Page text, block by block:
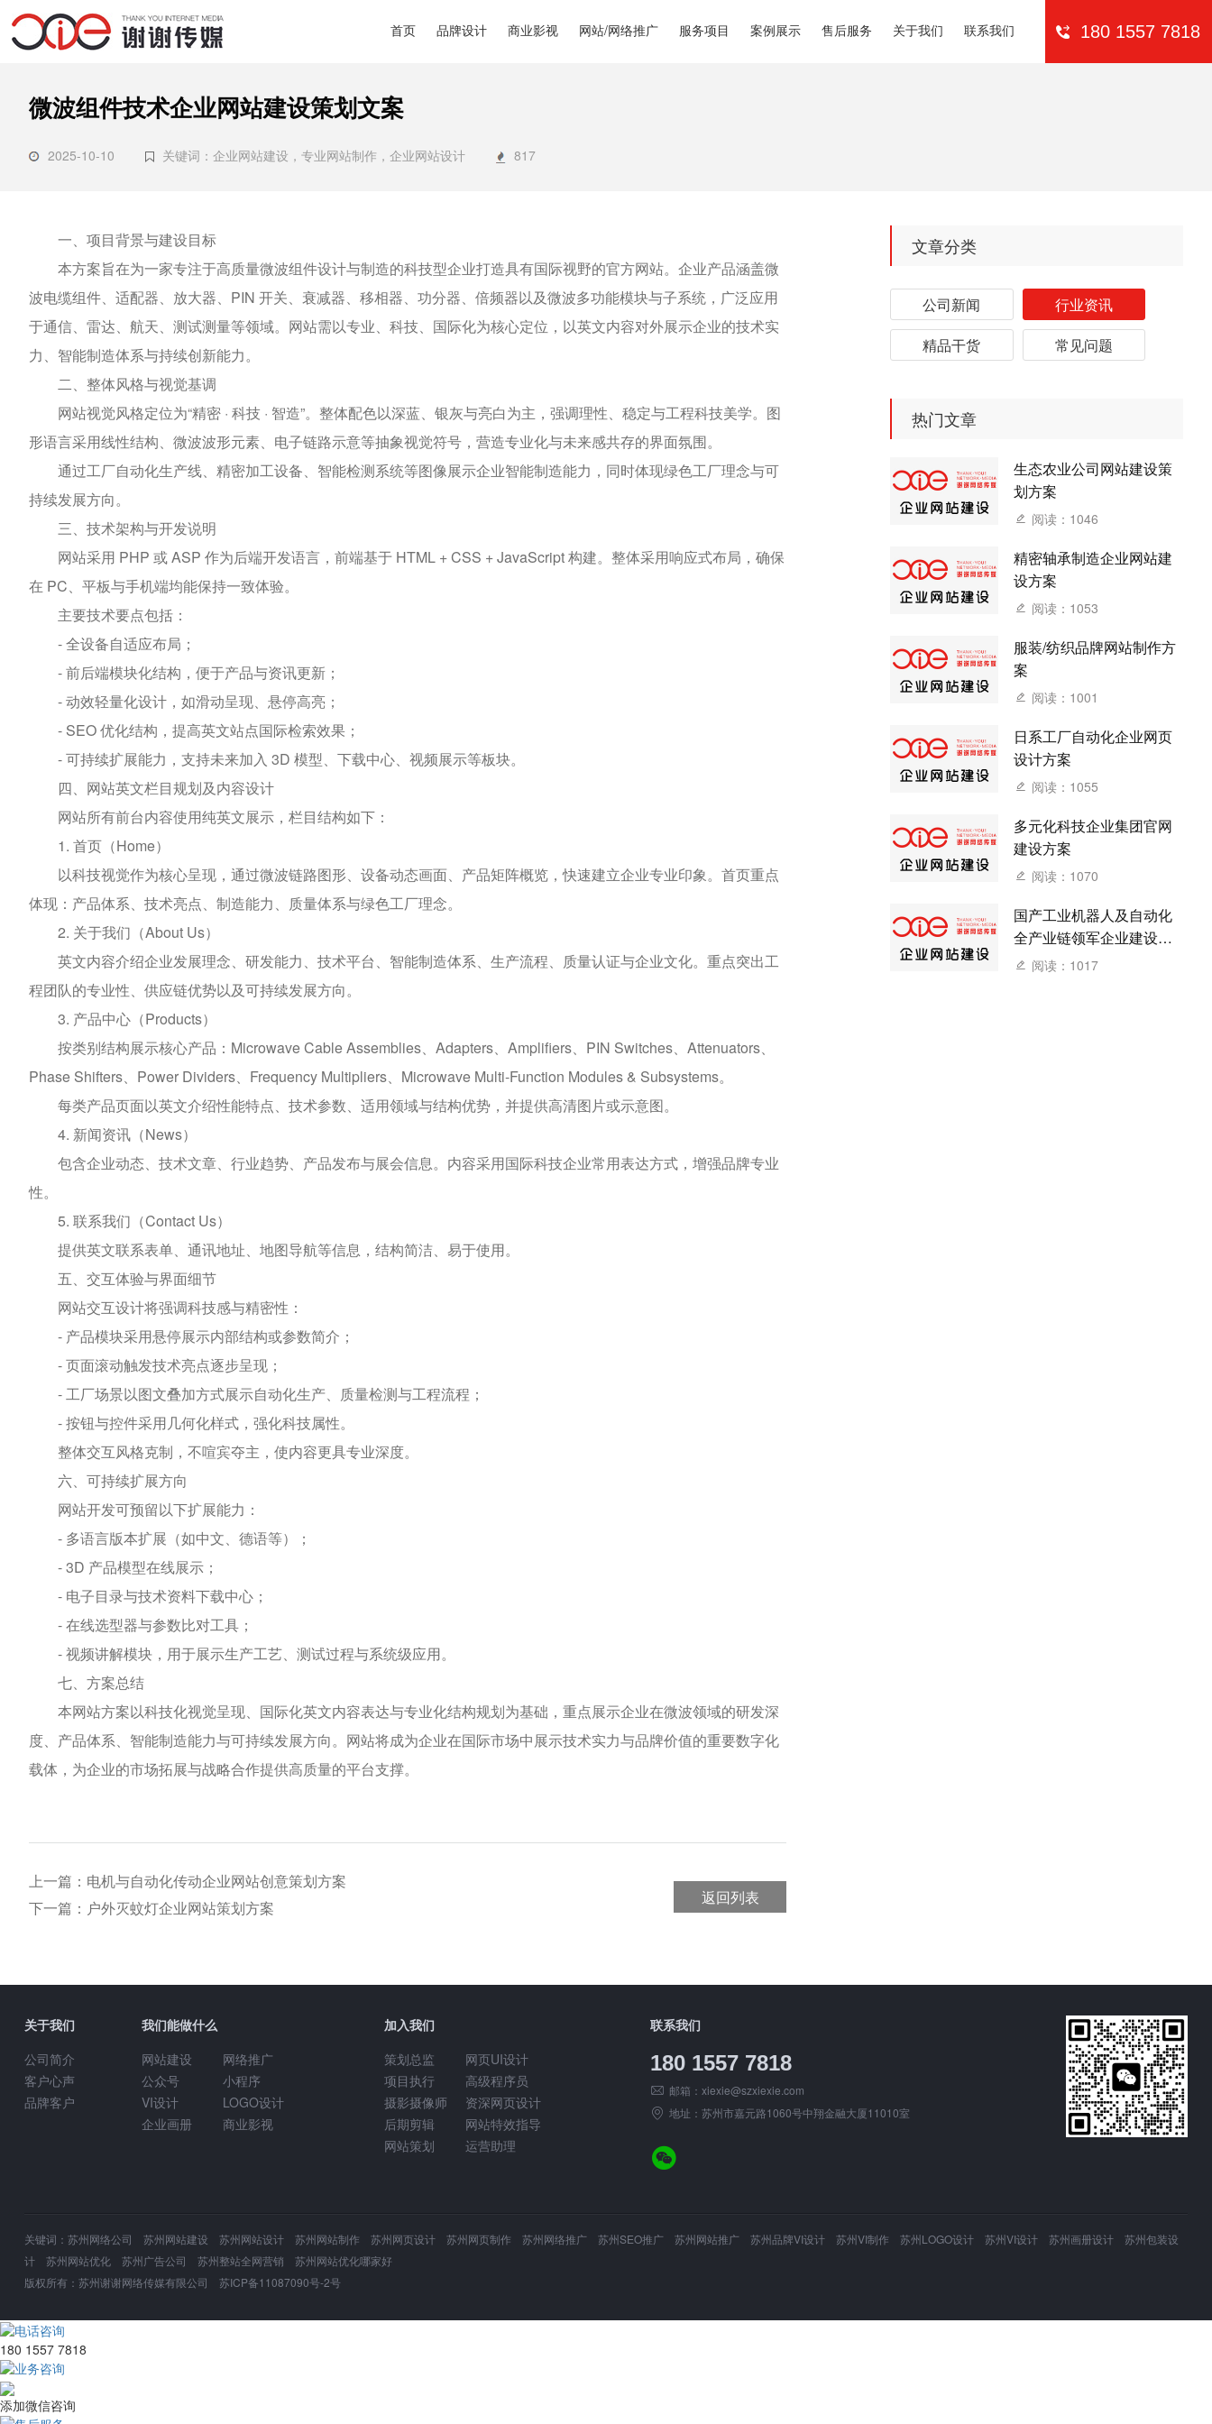
180 1557 7818
首页 品牌设计 商业影视 网站/网络推广 服务项目 案例展示 售后服务 关于我们 联系我们
微波组件技术企业网站建设策划文案
2025-10-10 关键词：企业网站建设，专业网站制作，企业网站设计 817
一、项目背景与建设目标
本方案旨在为一家专注于高质量微波组件设计与制造的科技型企业打造具有国际视野的官方网站。企业产品涵盖微
波电缆组件、适配器、放大器、PIN 开关、衰减器、移相器、功分器、倍频器以及微波多功能模块与子系统，广泛应用
于通信、雷达、航天、测试测量等领域。网站需以专业、科技、国际化为核心定位，以英文内容对外展示企业的技术实
力、智能制造体系与持续创新能力。
二、整体风格与视觉基调
网站视觉风格定位为“精密 · 科技 · 智造”。整体配色以深蓝、银灰与亮白为主，强调理性、稳定与工程科技美学。图
形语言采用线性结构、微波波形元素、电子链路示意等抽象视觉符号，营造专业化与未来感共存的界面氛围。
通过工厂自动化生产线、精密加工设备、智能检测系统等图像展示企业智能制造能力，同时体现绿色工厂理念与可
持续发展方向。
三、技术架构与开发说明
网站采用 PHP 或 ASP 作为后端开发语言，前端基于 HTML + CSS + JavaScript 构建。整体采用响应式布局，确保
在 PC、平板与手机端均能保持一致体验。
主要技术要点包括：
- 全设备自适应布局；
- 前后端模块化结构，便于产品与资讯更新；
- 动效轻量化设计，如滑动呈现、悬停高亮；
- SEO 优化结构，提高英文站点国际检索效果；
- 可持续扩展能力，支持未来加入 3D 模型、下载中心、视频展示等板块。
四、网站英文栏目规划及内容设计
网站所有前台内容使用纯英文展示，栏目结构如下：
1. 首页（Home）
以科技视觉作为核心呈现，通过微波链路图形、设备动态画面、产品矩阵概览，快速建立企业专业印象。首页重点
体现：产品体系、技术亮点、制造能力、质量体系与绿色工厂理念。
2. 关于我们（About Us）
英文内容介绍企业发展理念、研发能力、技术平台、智能制造体系、生产流程、质量认证与企业文化。重点突出工
程团队的专业性、供应链优势以及可持续发展方向。
3. 产品中心（Products）
按类别结构展示核心产品：Microwave Cable Assemblies、Adapters、Amplifiers、PIN Switches、Attenuators、
Phase Shifters、Power Dividers、Frequency Multipliers、Microwave Multi‑Function Modules & Subsystems。
每类产品页面以英文介绍性能特点、技术参数、适用领域与结构优势，并提供高清图片或示意图。
4. 新闻资讯（News）
包含企业动态、技术文章、行业趋势、产品发布与展会信息。内容采用国际科技企业常用表达方式，增强品牌专业
性。
5. 联系我们（Contact Us）
提供英文联系表单、通讯地址、地图导航等信息，结构简洁、易于使用。
五、交互体验与界面细节
网站交互设计将强调科技感与精密性：
- 产品模块采用悬停展示内部结构或参数简介；
- 页面滚动触发技术亮点逐步呈现；
- 工厂场景以图文叠加方式展示自动化生产、质量检测与工程流程；
- 按钮与控件采用几何化样式，强化科技属性。
整体交互风格克制，不喧宾夺主，使内容更具专业深度。
六、可持续扩展方向
网站开发可预留以下扩展能力：
- 多语言版本扩展（如中文、德语等）；
- 3D 产品模型在线展示；
- 电子目录与技术资料下载中心；
- 在线选型器与参数比对工具；
- 视频讲解模块，用于展示生产工艺、测试过程与系统级应用。
七、方案总结
本网站方案以科技化视觉呈现、国际化英文内容表达与专业化结构规划为基础，重点展示企业在微波领域的研发深
度、产品体系、智能制造能力与可持续发展方向。网站将成为企业在国际市场中展示技术实力与品牌价值的重要数字化
载体，为企业的市场拓展与战略合作提供高质量的平台支撑。
上一篇：电机与自动化传动企业网站创意策划方案
下一篇：户外灭蚊灯企业网站策划方案
返回列表
文章分类
公司新闻
行业资讯
精品干货
常见问题
热门文章
生态农业公司网站建设策
划方案
阅读：1046
精密轴承制造企业网站建
设方案
阅读：1053
服装/纺织品牌网站制作方
案
阅读：1001
日系工厂自动化企业网页
设计方案
阅读：1055
多元化科技企业集团官网
建设方案
阅读：1070
国产工业机器人及自动化
全产业链领军企业建设网
站方案
阅读：1017
关于我们
公司简介
客户心声
品牌客户
我们能做什么
网站建设
网络推广
公众号
小程序
VI设计
LOGO设计
企业画册
商业影视
加入我们
策划总监
网页UI设计
项目执行
高级程序员
摄影摄像师
资深网页设计
后期剪辑
网站特效指导
网站策划
运营助理
联系我们
180 1557 7818
邮箱： xiexie@szxiexie.com
地址：苏州市嘉元路1060号中翔金融大厦11010室
关键词：苏州网络公司 苏州网站建设 苏州网站设计 苏州网站制作 苏州网页设计 苏州网页制作 苏州网络推广 苏州SEO推广 苏州网站推广 苏州品牌VI设计 苏州VI制作 苏州LOGO设计 苏州VI设计 苏州画册设计 苏州包装设
计 苏州网站优化 苏州广告公司 苏州整站全网营销 苏州网站优化哪家好
版权所有： 苏州谢谢网络传媒有限公司 苏ICP备11087090号-2号
电话咨询
180 1557 7818
业务咨询
添加微信咨询